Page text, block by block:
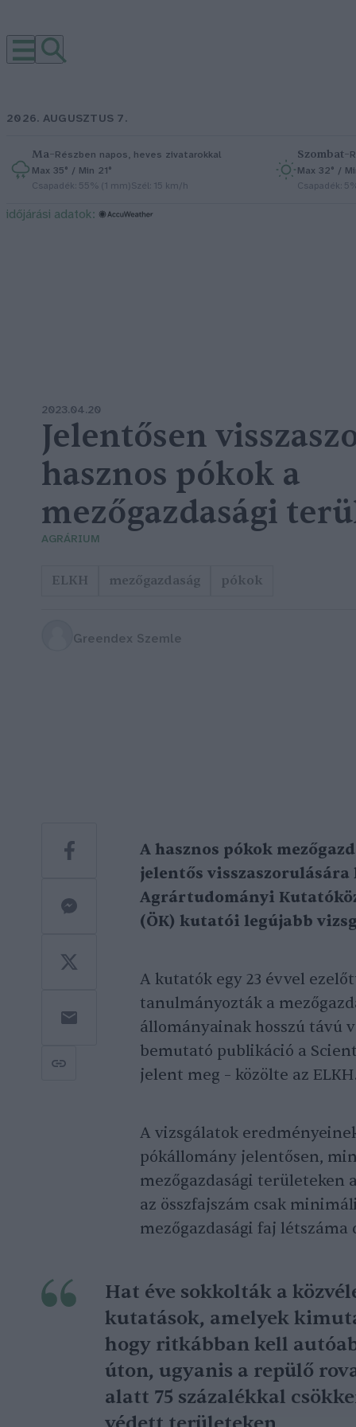
2026. AUGUSZTUS 7.
Ma–Részben napos, heves zivatarokkal
Max 35° / Min 21°
Csapadék: 55% (1 mm)Szél: 15 km/h
Szombat–
Max 32° /
Csapadék:
időjárási adatok:
2023.04.20
Jelentősen
hasznos pókok a
mezőgazdasági
AGRÁRIUM
ELKH mezőgazdaság pókok
Greendex Szemle
A hasznos pókok
jelentős
Agrártudományi
(ÖK) kutatói legújabb
A kutatók egy 23 évvel
tanulmányozták a
állományainak hosszú távú
bemutató publikáció a
jelent meg – közölte az
A vizsgálatok
pókállomány jelentősen,
mezőgazdasági területeken
az összfajszám csak
mezőgazdasági faj
Hat éve sokkolták a
kutatások, amelyek
hogy ritkábban kell
úton, ugyanis a repülő
alatt 75 százalékkal